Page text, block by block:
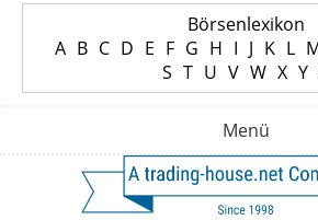
Börsenlexikon
A B C D E F G H I J K L
S T U V W X Y
Menü